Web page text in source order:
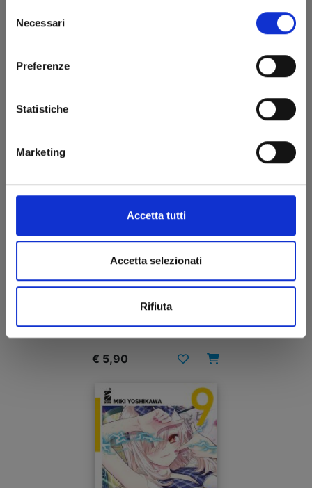
delNecessari
Preferenze
Statistiche
Marketing
Accetta tutti
Accetta selezionati
Rifiuta
04/06/2024
€ 5,90